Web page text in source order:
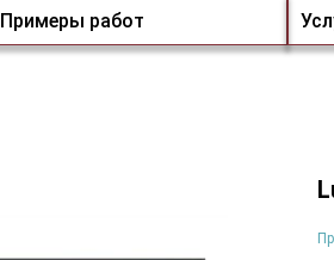
Примеры работ